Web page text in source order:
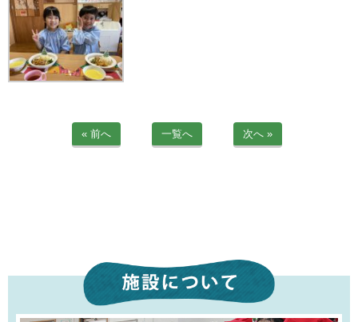
« 前へ 一覧へ 次へ »